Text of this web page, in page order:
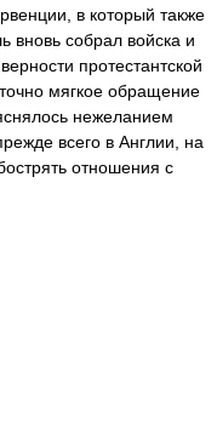
в который также
вновь собрал войска и
протестантской
мягкое обращение
нежеланием
всего в Англии, на
отношения с